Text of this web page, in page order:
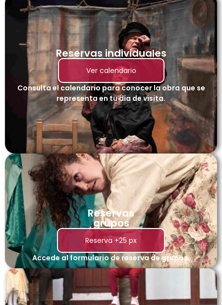
Reservas individuales
Ver calendario
Consulta el calendario para conocer la obra que se
representa en tu día de visita.
Reservas
grupos
Reserva +25 px
Accede al formulario de reserva de grupos.